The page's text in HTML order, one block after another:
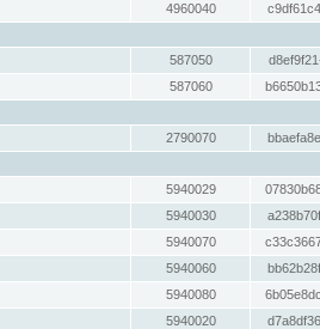
4960040
587050
587060
2790070
5940029
5940030
5940070
5940060
5940080
5940020